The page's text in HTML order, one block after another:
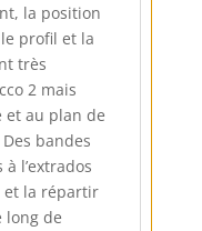
la position
profil et la
très
2 mais
au plan de
bandes
l’extrados
et la répartir
long de